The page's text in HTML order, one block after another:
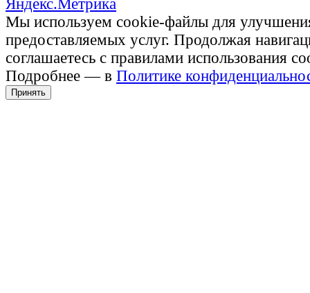
Мы используем cookie-файлы для
предоставляемых услуг. Продолжая
соглашаетесь с правилами использования
Подробнее — в Политике
Принять